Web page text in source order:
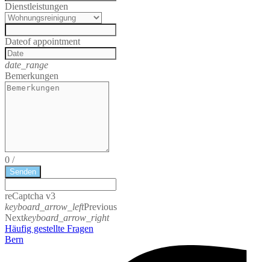
Dienstleistungen
Dateof appointment
date_range
Bemerkungen
0 /
Senden
reCaptcha v3
keyboard_arrow_leftPrevious
Nextkeyboard_arrow_right
Häufig gestellte Fragen
Bern